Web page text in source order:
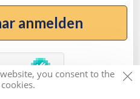
anmelden
you consent to the